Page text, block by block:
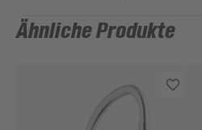
Ähnliche Produkte